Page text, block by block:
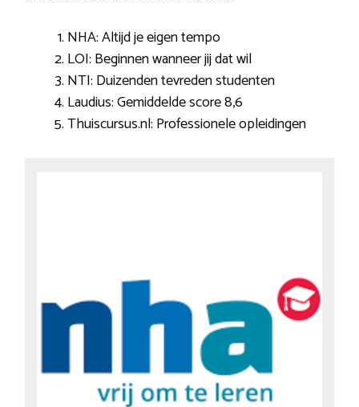
NHA: Altijd je eigen tempo
LOI: Beginnen wanneer jij dat wil
NTI: Duizenden tevreden studenten
Laudius: Gemiddelde score 8,6
Thuiscursus.nl: Professionele opleidingen